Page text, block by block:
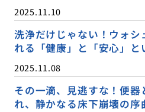
2025.11.10
洗浄だけじゃない！ウォ
れる「健康」と「安心」と
2025.11.08
その一滴、見逃すな！便
れ、静かなる床下崩壊の序